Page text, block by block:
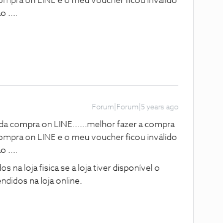
....
Forum|Forum|5 years ago
compra on LINE......melhor fazer a compra
on LINE e o meu voucher ficou inválido
....
na loja fisica se a loja tiver disponível o
na loja online.